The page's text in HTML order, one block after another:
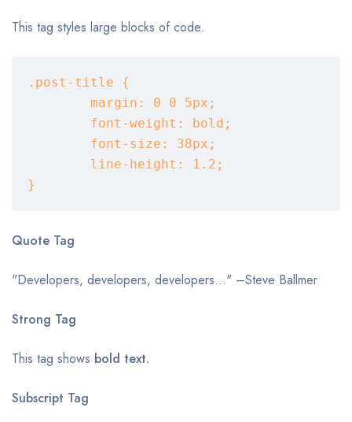
This tag styles large blocks of code.
.post-title {
}
Quote Tag
Developers, developers, developers… –Steve Ballmer
Strong Tag
This tag shows bold text.
Subscript Tag